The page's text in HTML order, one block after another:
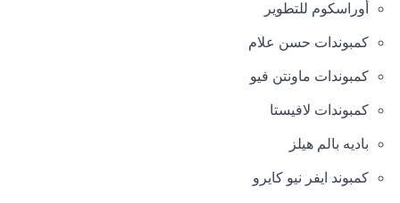
أوراسكوم للتطوير
كمبوندات حسن علام
كمبوندات ماونتن فيو
كمبوندات لافيستا
باديه بالم هيلز
كمبوند ايفر نيو كايرو